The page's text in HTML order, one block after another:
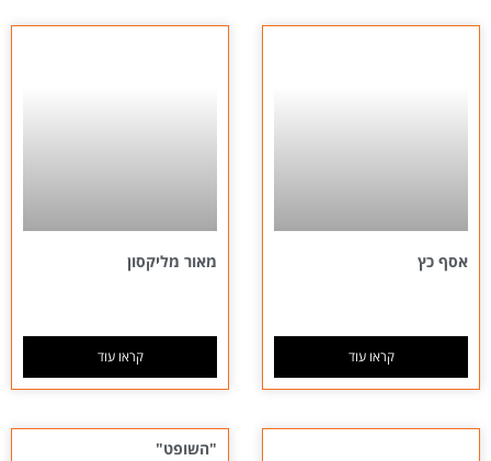
אסף כץ
קראו עוד
מאור מליקסון
קראו עוד
"השופט"